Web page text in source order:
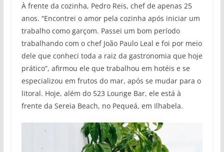
À frente da cozinha, Pedro Reis, chef de apenas 25
anos. “Encontrei o amor pela cozinha após iniciar um
trabalho como garçom. Passei um bom período
trabalhando com o chef João Paulo Leal e foi por meio
dele que conheci toda a raiz da gastronomia que hoje
prático”, afirmou ele que trabalhou em hotéis e se
especializou em frutos do mar, após se mudar para o
litoral. Hoje, além do 523 Lounge Bar, ele está à
frente da Sereia Beach, no Pequeá, em Ilhabela.